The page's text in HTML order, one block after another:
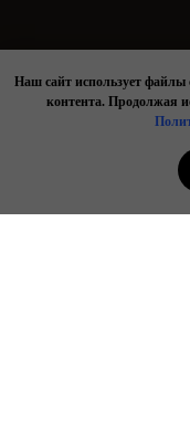
© 2023-2026. Все права
Наш сайт использует
контента. Продолжая